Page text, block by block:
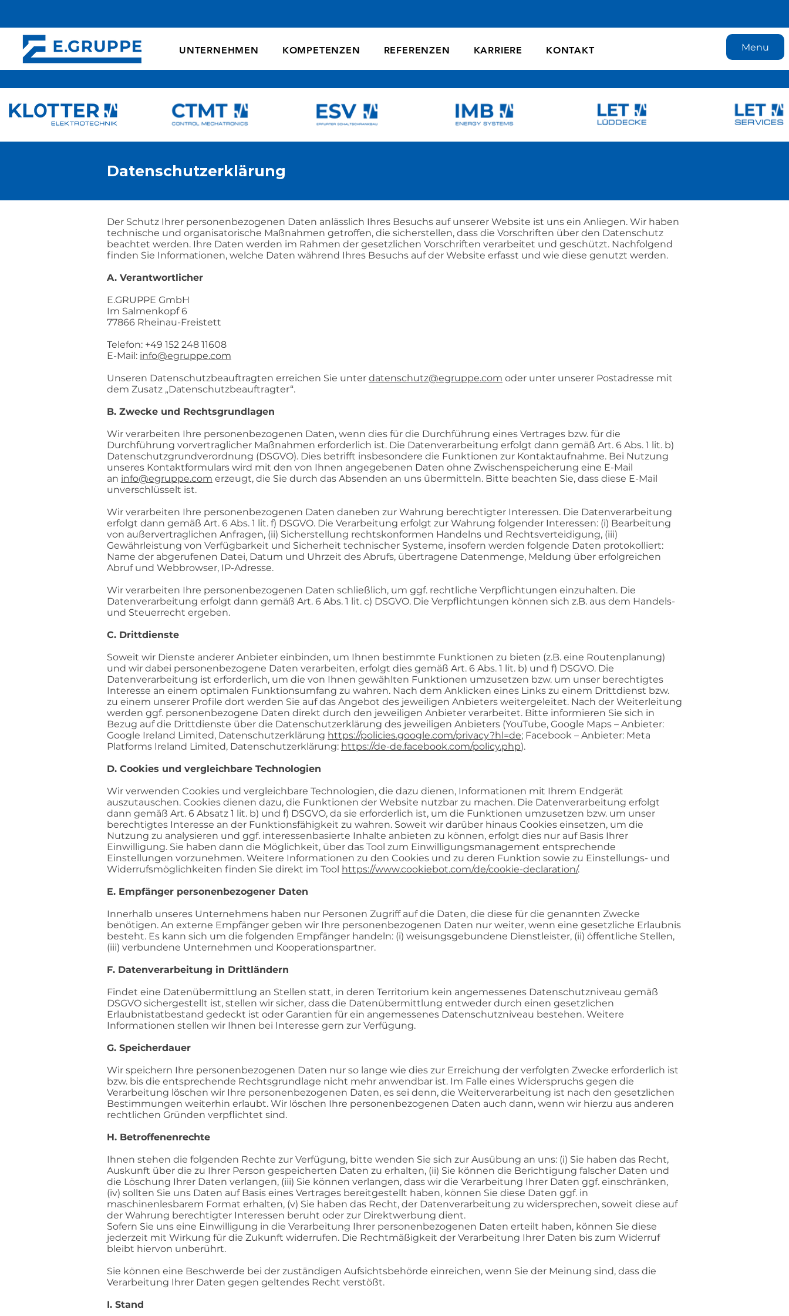
Menu
UNTERNEHMEN KOMPETENZEN REFERENZEN KARRIERE KONTAKT
Datenschutzerklärung
Der Schutz Ihrer personenbezogenen Daten anlässlich Ihres Besuchs auf unserer Website ist uns ein Anliegen. Wir haben
technische und organisatorische Maßnahmen getroffen, die sicherstellen, dass die Vorschriften über den Datenschutz
beachtet werden. Ihre Daten werden im Rahmen der gesetzlichen Vorschriften verarbeitet und geschützt. Nachfolgend
finden Sie Informationen, welche Daten während Ihres Besuchs auf der Website erfasst und wie diese genutzt werden.
A. Verantwortlicher
E.GRUPPE GmbH
Im Salmenkopf 6
77866 Rheinau-Freistett
Telefon: +49 152 248 11608
E-Mail: info@egruppe.com
Unseren Datenschutzbeauftragten erreichen Sie unter datenschutz@egruppe.com oder unter unserer Postadresse mit
dem Zusatz „Datenschutzbeauftragter“.
B. Zwecke und Rechtsgrundlagen
Wir verarbeiten Ihre personenbezogenen Daten, wenn dies für die Durchführung eines Vertrages bzw. für die
Durchführung vorvertraglicher Maßnahmen erforderlich ist. Die Datenverarbeitung erfolgt dann gemäß Art. 6 Abs. 1 lit. b)
Datenschutzgrundverordnung (DSGVO). Dies betrifft insbesondere die Funktionen zur Kontaktaufnahme. Bei Nutzung
unseres Kontaktformulars wird mit den von Ihnen angegebenen Daten ohne Zwischenspeicherung eine E-Mail
an info@egruppe.com erzeugt, die Sie durch das Absenden an uns übermitteln. Bitte beachten Sie, dass diese E-Mail
unverschlüsselt ist.
Wir verarbeiten Ihre personenbezogenen Daten daneben zur Wahrung berechtigter Interessen. Die Datenverarbeitung
erfolgt dann gemäß Art. 6 Abs. 1 lit. f) DSGVO. Die Verarbeitung erfolgt zur Wahrung folgender Interessen: (i) Bearbeitung
von außervertraglichen Anfragen, (ii) Sicherstellung rechtskonformen Handelns und Rechtsverteidigung, (iii)
Gewährleistung von Verfügbarkeit und Sicherheit technischer Systeme, insofern werden folgende Daten protokolliert:
Name der abgerufenen Datei, Datum und Uhrzeit des Abrufs, übertragene Datenmenge, Meldung über erfolgreichen
Abruf und Webbrowser, IP-Adresse.
Wir verarbeiten Ihre personenbezogenen Daten schließlich, um ggf. rechtliche Verpflichtungen einzuhalten. Die
Datenverarbeitung erfolgt dann gemäß Art. 6 Abs. 1 lit. c) DSGVO. Die Verpflichtungen können sich z.B. aus dem Handels-
und Steuerrecht ergeben.
C. Drittdienste
Soweit wir Dienste anderer Anbieter einbinden, um Ihnen bestimmte Funktionen zu bieten (z.B. eine Routenplanung)
und wir dabei personenbezogene Daten verarbeiten, erfolgt dies gemäß Art. 6 Abs. 1 lit. b) und f) DSGVO. Die
Datenverarbeitung ist erforderlich, um die von Ihnen gewählten Funktionen umzusetzen bzw. um unser berechtigtes
Interesse an einem optimalen Funktionsumfang zu wahren. Nach dem Anklicken eines Links zu einem Drittdienst bzw.
zu einem unserer Profile dort werden Sie auf das Angebot des jeweiligen Anbieters weitergeleitet. Nach der Weiterleitung
werden ggf. personenbezogene Daten direkt durch den jeweiligen Anbieter verarbeitet. Bitte informieren Sie sich in
Bezug auf die Drittdienste über die Datenschutzerklärung des jeweiligen Anbieters (YouTube, Google Maps – Anbieter:
Google Ireland Limited, Datenschutzerklärung https://policies.google.com/privacy?hl=de; Facebook – Anbieter: Meta
Platforms Ireland Limited, Datenschutzerklärung: https://de-de.facebook.com/policy.php).
D. Cookies und vergleichbare Technologien
Wir verwenden Cookies und vergleichbare Technologien, die dazu dienen, Informationen mit Ihrem Endgerät
auszutauschen. Cookies dienen dazu, die Funktionen der Website nutzbar zu machen. Die Datenverarbeitung erfolgt
dann gemäß Art. 6 Absatz 1 lit. b) und f) DSGVO, da sie erforderlich ist, um die Funktionen umzusetzen bzw. um unser
berechtigtes Interesse an der Funktionsfähigkeit zu wahren. Soweit wir darüber hinaus Cookies einsetzen, um die
Nutzung zu analysieren und ggf. interessenbasierte Inhalte anbieten zu können, erfolgt dies nur auf Basis Ihrer
Einwilligung. Sie haben dann die Möglichkeit, über das Tool zum Einwilligungsmanagement entsprechende
Einstellungen vorzunehmen. Weitere Informationen zu den Cookies und zu deren Funktion sowie zu Einstellungs- und
Widerrufsmöglichkeiten finden Sie direkt im Tool https://www.cookiebot.com/de/cookie-declaration/.
E. Empfänger personenbezogener Daten
Innerhalb unseres Unternehmens haben nur Personen Zugriff auf die Daten, die diese für die genannten Zwecke
benötigen. An externe Empfänger geben wir Ihre personenbezogenen Daten nur weiter, wenn eine gesetzliche Erlaubnis
besteht. Es kann sich um die folgenden Empfänger handeln: (i) weisungsgebundene Dienstleister, (ii) öffentliche Stellen,
(iii) verbundene Unternehmen und Kooperationspartner.
F. Datenverarbeitung in Drittländern
Findet eine Datenübermittlung an Stellen statt, in deren Territorium kein angemessenes Datenschutzniveau gemäß
DSGVO sichergestellt ist, stellen wir sicher, dass die Datenübermittlung entweder durch einen gesetzlichen
Erlaubnistatbestand gedeckt ist oder Garantien für ein angemessenes Datenschutzniveau bestehen. Weitere
Informationen stellen wir Ihnen bei Interesse gern zur Verfügung.
G. Speicherdauer
Wir speichern Ihre personenbezogenen Daten nur so lange wie dies zur Erreichung der verfolgten Zwecke erforderlich ist
bzw. bis die entsprechende Rechtsgrundlage nicht mehr anwendbar ist. Im Falle eines Widerspruchs gegen die
Verarbeitung löschen wir Ihre personenbezogenen Daten, es sei denn, die Weiterverarbeitung ist nach den gesetzlichen
Bestimmungen weiterhin erlaubt. Wir löschen Ihre personenbezogenen Daten auch dann, wenn wir hierzu aus anderen
rechtlichen Gründen verpflichtet sind.
H. Betroffenenrechte
Ihnen stehen die folgenden Rechte zur Verfügung, bitte wenden Sie sich zur Ausübung an uns: (i) Sie haben das Recht,
Auskunft über die zu Ihrer Person gespeicherten Daten zu erhalten, (ii) Sie können die Berichtigung falscher Daten und
die Löschung Ihrer Daten verlangen, (iii) Sie können verlangen, dass wir die Verarbeitung Ihrer Daten ggf. einschränken,
(iv) sollten Sie uns Daten auf Basis eines Vertrages bereitgestellt haben, können Sie diese Daten ggf. in
maschinenlesbarem Format erhalten, (v) Sie haben das Recht, der Datenverarbeitung zu widersprechen, soweit diese auf
der Wahrung berechtigter Interessen beruht oder zur Direktwerbung dient.
Sofern Sie uns eine Einwilligung in die Verarbeitung Ihrer personenbezogenen Daten erteilt haben, können Sie diese
jederzeit mit Wirkung für die Zukunft widerrufen. Die Rechtmäßigkeit der Verarbeitung Ihrer Daten bis zum Widerruf
bleibt hiervon unberührt.
Sie können eine Beschwerde bei der zuständigen Aufsichtsbehörde einreichen, wenn Sie der Meinung sind, dass die
Verarbeitung Ihrer Daten gegen geltendes Recht verstößt.
I. Stand